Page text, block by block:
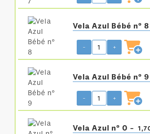
Vela Azul Bébé nº
- +
Vela Azul Bébé nº
- +
Vela Azul nº 0 -